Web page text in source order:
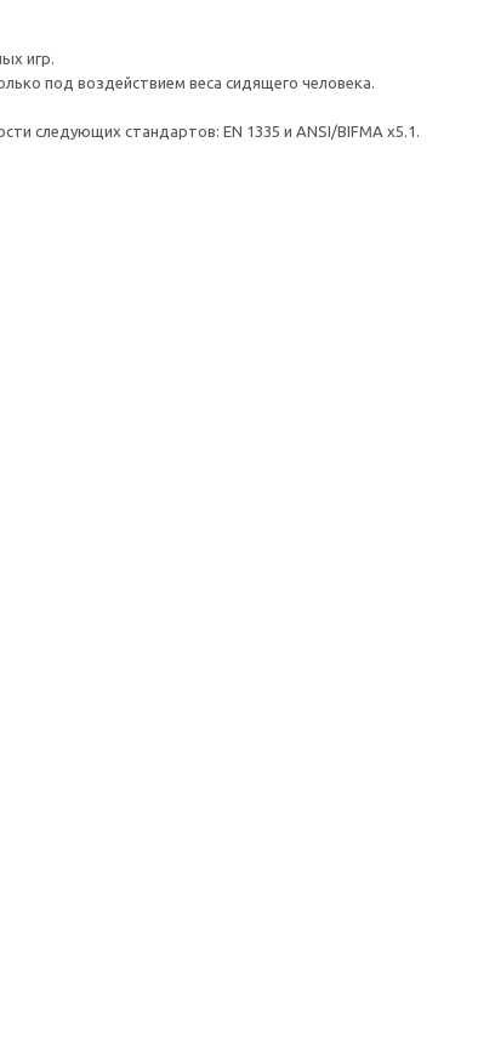
игр.
под воздействием веса сидящего человека.
следующих стандартов: EN 1335 и ANSI/BIFMA x5.1.